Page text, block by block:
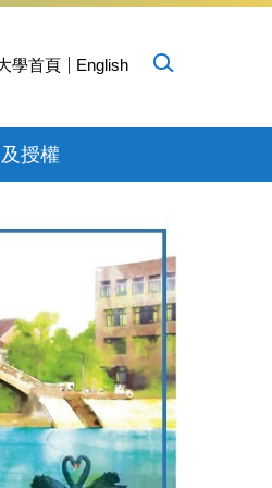
學首頁 English
授權